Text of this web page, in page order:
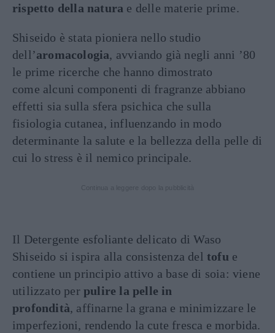
rispetto della natura e delle materie prime.
Shiseido è stata pioniera nello studio
dell’aromacologia, avviando già negli anni ’80
le prime ricerche che hanno dimostrato
come alcuni componenti di fragranze abbiano
effetti sia sulla sfera psichica che sulla
fisiologia cutanea, influenzando in modo
determinante la salute e la bellezza della pelle di
cui lo stress è il nemico principale.
Il Detergente esfoliante delicato di Waso
Shiseido si ispira alla consistenza deltofu e
contiene un principio attivo a base di soia: viene
utilizzato per pulire la pelle in
profondità, affinarne la grana e minimizzare le
imperfezioni, rendendo la cute fresca e morbida.